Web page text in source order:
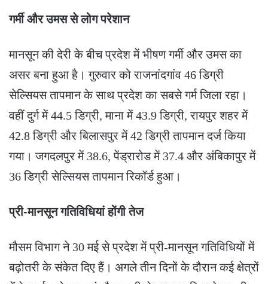
गर्मी और उमस से लोग परेशान
मानसून की देरी के बीच प्रदेश में भीषण गर्मी और उमस का
असर बना हुआ है। गुरुवार को राजनांदगांव 46 डिग्री
सेल्सियस तापमान के साथ प्रदेश का सबसे गर्म जिला रहा।
वहीं दुर्ग में 44.5 डिग्री, माना में 43.9 डिग्री, रायपुर शहर में
42.8 डिग्री और बिलासपुर में 42 डिग्री तापमान दर्ज किया
गया। जगदलपुर में 38.6, पेंड्रारोड में 37.4 और अंबिकापुर में
36 डिग्री सेल्सियस तापमान रिकॉर्ड हुआ।
प्री-मानसून गतिविधियां होंगी तेज
मौसम विभाग ने 30 मई से प्रदेश में प्री-मानसून गतिविधियों में
बढ़ोतरी के संकेत दिए हैं। अगले तीन दिनों के दौरान कई क्षेत्रों